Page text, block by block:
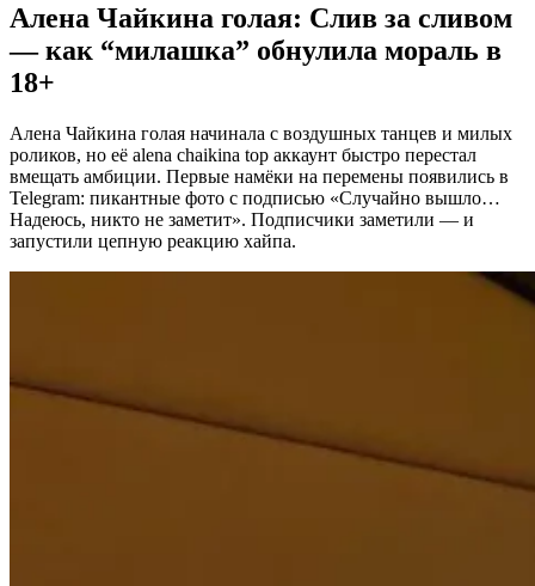
Алена Чайкина голая: Слив за сливом
— как “милашка” обнулила мораль в
18+
Алена Чайкина голая начинала с воздушных танцев и милых
роликов, но её alena chaikina top аккаунт быстро перестал
вмещать амбиции. Первые намёки на перемены появились в
Telegram: пикантные фото с подписью «Случайно вышло…
Надеюсь, никто не заметит». Подписчики заметили — и
запустили цепную реакцию хайпа.